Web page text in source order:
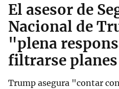
El asesor de
Nacional de
"plena
filtrarse
Trump asegura "contar